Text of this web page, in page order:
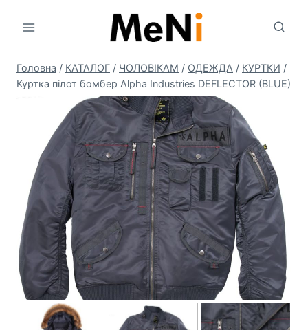
Головна / КАТАЛОГ / ЧОЛОВIКАМ / ОДЕЖДА / КУРТКИ /
Куртка пілот бомбер Alpha Industries DEFLECTOR (BLUE)